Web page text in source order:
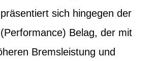
sich hingegen der
Belag, der mit
Bremsleistung und